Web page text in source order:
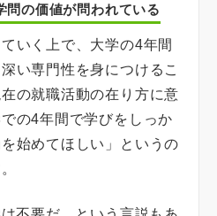
問の価値が問われている
いく上で、大学の4年間
い専門性を身につけるこ
の就職活動の在り方に意
の4年間で学びをしっか
始めてほしい」というの